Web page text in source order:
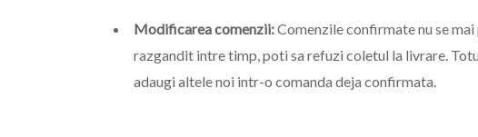
Modificarea comenzii:Comenzile confirmate nu se
razgandit intre timp, poti sa refuzi coletul la livrare.
adaugi altele noi intr-o comanda deja confirmata.